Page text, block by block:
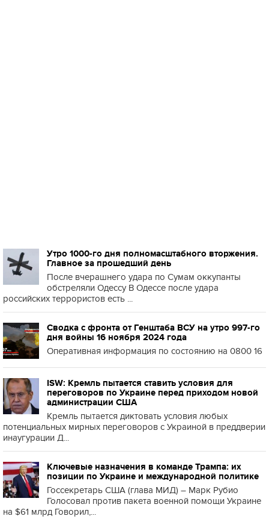
Утро 1000-го дня полномасштабного вторжения.
Главное за прошедший день
После вчерашнего удара по Сумам оккупанты
обстреляли Одессу В Одессе после удара
российских террористов есть ...
Сводка с фронта от Генштаба ВСУ на утро 997-го
дня войны 16 ноября 2024 года
Оперативная информация по состоянию на 0800 16
ISW: Кремль пытается ставить условия для
переговоров по Украине перед приходом новой
администрации США
Кремль пытается диктовать условия любых
потенциальных мирных переговоров с Украиной в преддверии
инаугурации Д...
Ключевые назначения в команде Трампа: их
позиции по Украине и международной политике
Госсекретарь США (глава МИД) – Марк Рубио
Голосовал против пакета военной помощи Украине
на $61 млрд Говорил,...